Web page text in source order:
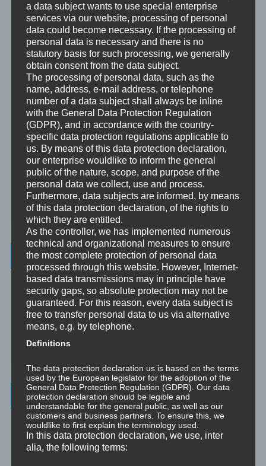
Beratung
Beratung ist das individuelle Aufarbeiten verschiedenster
Problemstellungen durch Interaktion zwischen einer unabhängigen
Person und einem Klienten.
Mentoring
Mentoring ist das individualisierte Weitergeben von Wissen und
Erfahrungen durch Interaktion zwischen einer erfahrenen Person
und einem Klienten.
Supervision
Supervision ist das individualisierte Reflektieren der gemachten
oder anstehenden professionellen Erfahrungen durch Interaktion
zwischen einem Supervisor und einem Klienten.
Ausbildung
Ausbildung ist die angepasste Vermittlung von allgemeinem Wissen
und praktischen Fertigkeiten zu diesem Wissen durch eine
erfahrene Person an Klienten.
Wissenswertes
☞ Ablauf einer Beratung
☞ Vertraulichkeitserklärung
☞ Grundlagen für persönliche Entwicklung
Wichtigste Seiten - minimedi.online
⇒ GrundlagenHier gibt es die grundlegenden Wissenseinheiten
und Techniken rund um Meditation.
⇒ Meditationen für Transformation
a data subject wants to use special enterprise
services via our website, processing of personal
data could become necessary. If the processing of
personal data is necessary and there is no
statutory basis for such processing, we generally
obtain consent from the data subject.
The processing of personal data, such as the
name, address, e-mail address, or telephone
number of a data subject shall always be inline
with the General Data Protection Regulation
(GDPR), and in accordance with the country-
specific data protection regulations applicable to
us. By means of this data protection declaration,
our enterprise wouldlike to inform the general
public of the nature, scope, and purpose of the
personal data we collect, use and process.
Furthermore, data subjects are informed, by means
of this data protection declaration, of the rights to
which they are entitled.
As the controller, we has implemented numerous
technical and organizational measures to ensure
the most complete protection of personal data
processed through this website. However, Internet-
based data transmissions may in principle have
security gaps, so absolute protection may not be
guaranteed. For this reason, every data subject is
free to transfer personal data to us via alternative
means, e.g. by telephone.
Definitions
The data protection declaration us is based on the terms
used by the European legislator for the adoption of the
General Data Protection Regulation (GDPR). Our data
protection declaration should be legible and
understandable for the general public, as well as our
customers and business partners. To ensure this, we
wouldlike to first explain the terminology used.
In this data protection declaration, we use, inter
alia, the following terms: